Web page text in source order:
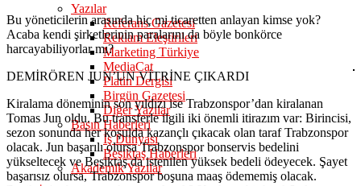
Yazılar
Referans Gazetesi
Reklam Eleştirileri
Marketing Türkiye
MediaCat
Platin Dergisi
Birgün Gazetesi
Diğer Yazılar
Basın Haberleri
İş Dünyası
Beşiktaş Haberleri
Akademik Yazılar
Bu yöneticilerin arasında hiç mi ticaretten anlayan kimse yok?
Acaba kendi şirketlerinin paralarını da böyle bonkörce
harcayabiliyorlar mı?
DEMİRÖREN JUN’UN VİTRİNE ÇIKARDI
Kiralama döneminin son yıldızı ise Trabzonspor’dan kiralanan
Tomas Jun oldu. Bu transferle ilgili iki önemli itirazım var: Birincisi,
sezon sonunda her koşulda kazançlı çıkacak olan taraf Trabzonspor
olacak. Jun başarılı olursa Trabzonspor bonservis bedelini
yükseltecek ve Beşiktaş da istenilen yüksek bedeli ödeyecek. Şayet
başarısız olursa, Trabzonspor boşuna maaş ödememiş olacak.